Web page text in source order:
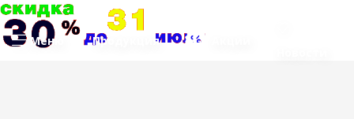
Меню Продукция